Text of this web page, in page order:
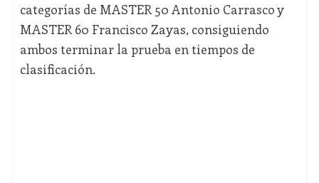
categorías de MASTER 50 Antonio Carrasco y
MASTER 60 Francisco Zayas, consiguiendo
ambos terminar la prueba en tiempos de
clasificación.